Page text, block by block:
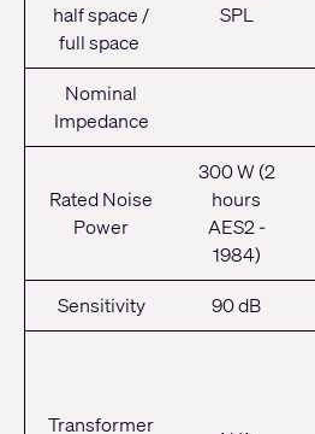
half space /
full space
SPL
Nominal
Impedance
Rated Noise
Power
300 W (2
hours
AES2 -
1984)
Sensitivity 90 dB
Transformer